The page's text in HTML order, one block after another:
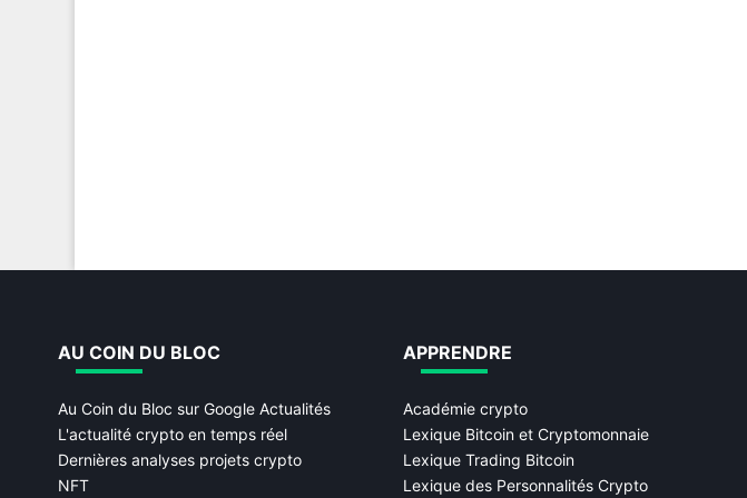
AU COIN DU BLOC
Au Coin du Bloc sur Google Actualités
L'actualité crypto en temps réel
Dernières analyses projets crypto
NFT
APPRENDRE
Académie crypto
Lexique Bitcoin et Cryptomonnaie
Lexique Trading Bitcoin
Lexique des Personnalités Crypto